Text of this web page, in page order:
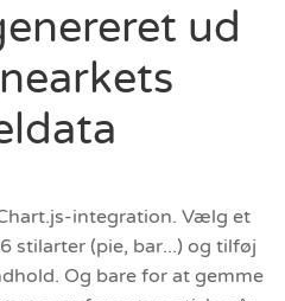
ud
integration. Vælg et
stilarter (pie, bar...) og tilføj
Og bare for at gemme